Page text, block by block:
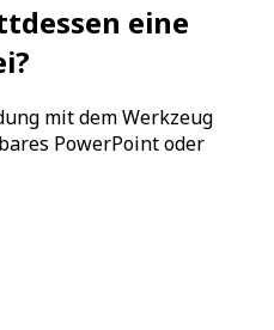
eine
mit dem Werkzeug
PowerPoint oder